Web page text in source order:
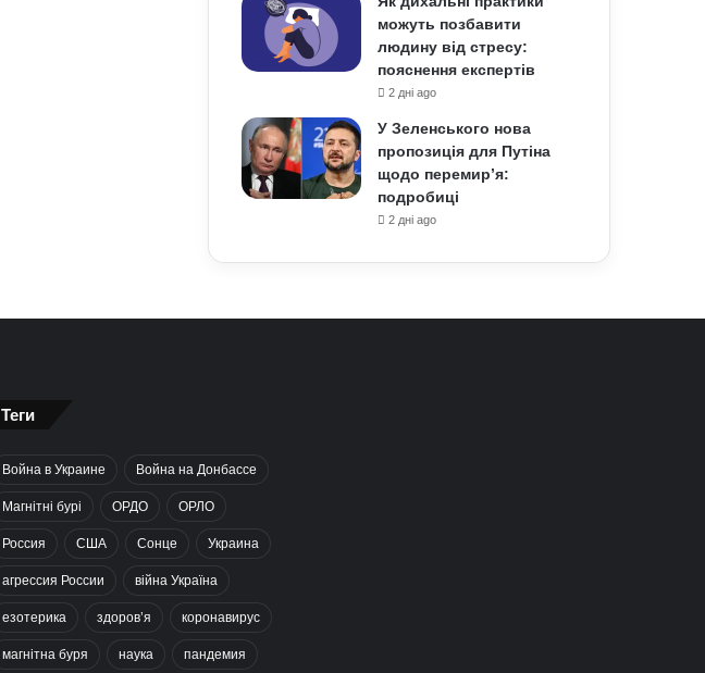
можуть позбавити
людину від стресу:
пояснення експертів
2 дні ago
У Зеленського нова
пропозиція для Путіна
щодо перемир’я:
подробиці
2 дні ago
Теги
Война в Украине Война на Донбассе
Магнітні бурі ОРДО ОРЛО
Россия США Сонце Украина
агрессия России війна Україна
езотерика здоров’я коронавирус
магнітна буря наука пандемия